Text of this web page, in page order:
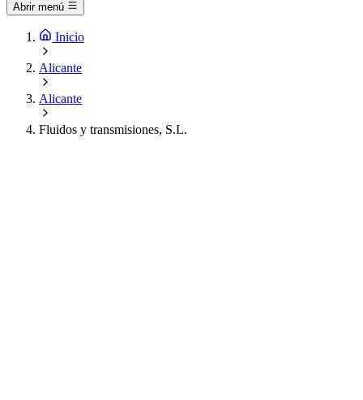
Abrir menú
Inicio
Alicante
Alicante
Fluidos y transmisiones, S.L.